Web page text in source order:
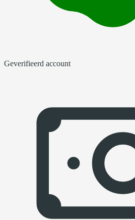
Geverifieerd account